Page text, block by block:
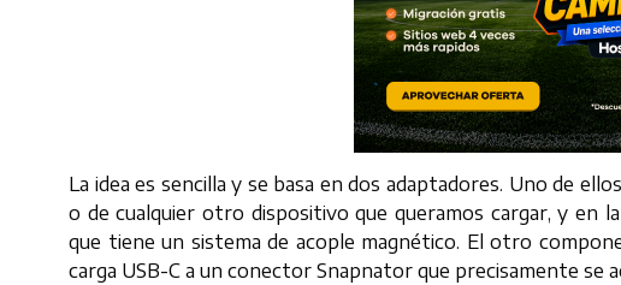
La idea es sencilla y se basa en dos adaptadores. Uno de
o de cualquier otro dispositivo que queramos cargar, y en
que tiene un sistema de acople magnético. El otro
carga USB-C a un conector Snapnator que precisamente